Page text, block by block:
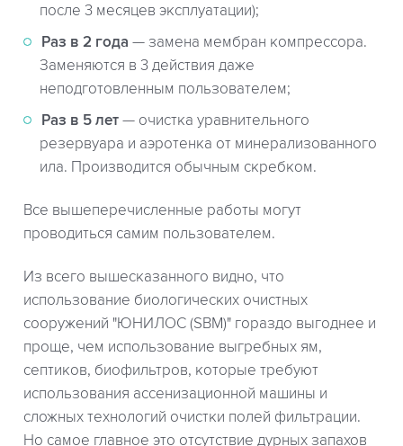
после 3 месяцев эксплуатации);
Раз в 2 года — замена мембран компрессора.
Заменяются в 3 действия даже
неподготовленным пользователем;
Раз в 5 лет — очистка уравнительного
резервуара и аэротенка от минерализованного
ила. Производится обычным скребком.
Все вышеперечисленные работы могут
проводиться самим пользователем.
Из всего вышесказанного видно, что
использование биологических очистных
сооружений "ЮНИЛОС (SBM)" гораздо выгоднее и
проще, чем использование выгребных ям,
септиков, биофильтров, которые требуют
использования ассенизационной машины и
сложных технологий очистки полей фильтрации.
Но самое главное это отсутствие дурных запахов